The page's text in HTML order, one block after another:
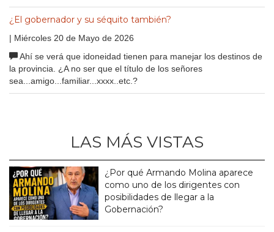
¿El gobernador y su séquito también?
| Miércoles 20 de Mayo de 2026
Ahí se verá que idoneidad tienen para manejar los destinos de
la provincia. ¿A no ser que el título de los señores
sea...amigo...familiar...xxxx..etc.?
LAS MÁS VISTAS
¿Por qué Armando Molina aparece
como uno de los dirigentes con
posibilidades de llegar a la
Gobernación?